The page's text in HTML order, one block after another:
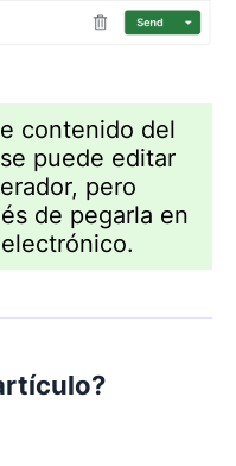
contenido del
puede editar
pero
de pegarla en